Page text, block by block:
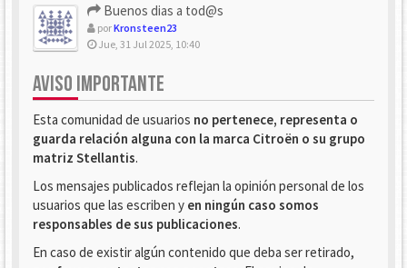
Buenos dias a tod@s
porKronsteen23
Jue, 31 Jul 2025, 10:40
AVISO IMPORTANTE
Esta comunidad de usuarios no pertenece, representa o
guarda relación alguna con la marca Citroën o su grupo
matriz Stellantis.
Los mensajes publicados reflejan la opinión personal de los
usuarios que las escriben y en ningún caso somos
responsables de sus publicaciones.
En caso de existir algún contenido que deba ser retirado,